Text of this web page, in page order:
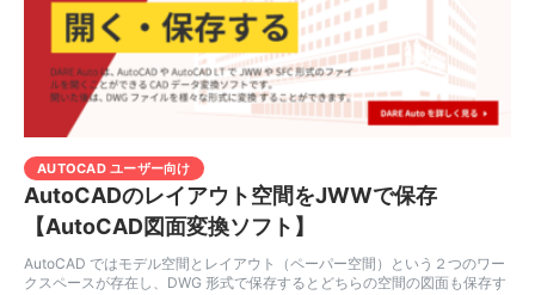
AUTOCAD ユーザー向け
AutoCADのレイアウト空間をJWWで保存
【AutoCAD図面変換ソフト】
AutoCAD ではモデル空間とレイアウト（ペーパー空間）という２つのワー
クスペースが存在し、DWG 形式で保存するとどちらの空間の図面も保存す